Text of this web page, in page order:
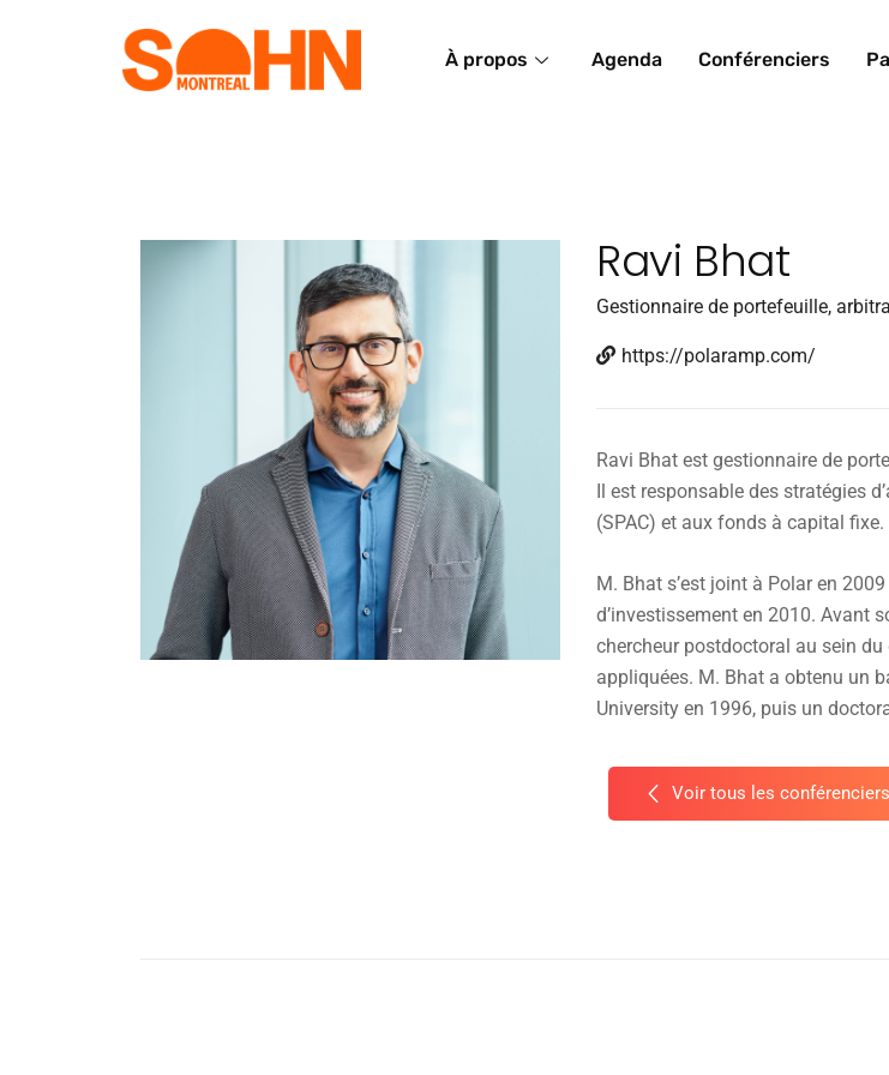
À propos Agenda Conférenciers
Ravi Bhat
Gestionnaire de portefeuille,
https://polaramp.com/
Ravi Bhat est gestionnaire de
Il est responsable des stratégies
(SPAC) et aux fonds à capital fixe.
M. Bhat s’est joint à Polar en
d’investissement en 2010. Avant
chercheur postdoctoral au sein
appliquées. M. Bhat a obtenu un
University en 1996, puis un
Voir tous les conférenciers